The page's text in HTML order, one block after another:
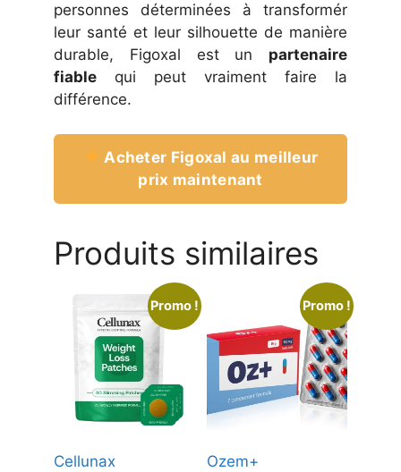
personnes déterminées à transformér
leur santé et leur silhouette de manière
durable, Figoxal est un partenaire
fiable qui peut vraiment faire la
différence.
Acheter Figoxal au meilleur
prix maintenant
Produits similaires
Promo !
Cellunax
Promo !
Ozem+